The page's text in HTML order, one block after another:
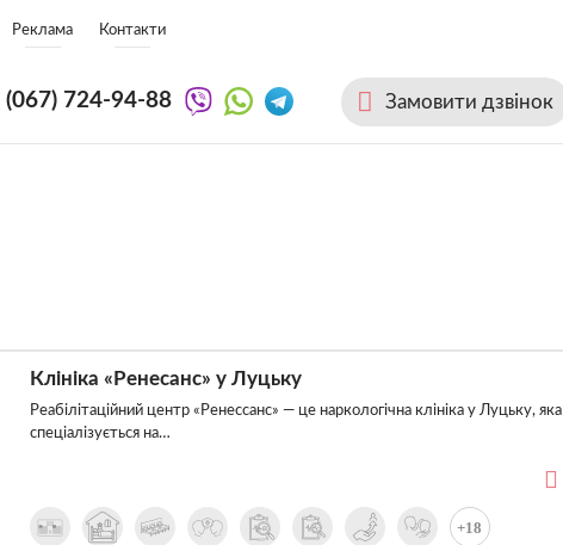
Реклама Контакти
(067) 724-94-88 Замовити дзвінок
Клініка «Ренесанс» у Луцьку
Реабілітаційний центр «Ренессанс» — це наркологічна клініка у Луцьку, яка
спеціалізується на…
+18